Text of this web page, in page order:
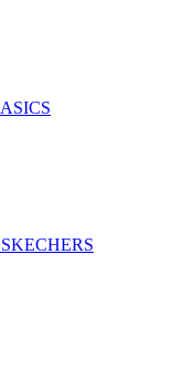
ASICS
SKECHERS